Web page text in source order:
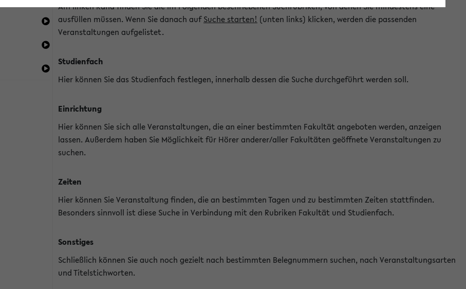
Am linken Rand finden Sie die im Folgenden beschriebenen Suchrubriken, von denen Sie mindestens eine
ausfüllen müssen. Wenn Sie danach aufSuche starten! (unten links) klicken, werden die passenden
Veranstaltungen aufgelistet.
Studienfach
Hier können Sie das Studienfach festlegen, innerhalb dessen die Suche durchgeführt werden soll.
Einrichtung
Hier können Sie sich alle Veranstaltungen, die an einer bestimmten Fakultät angeboten werden, anzeigen
lassen. Außerdem haben Sie Möglichkeit für Hörer anderer/aller Fakultäten geöffnete Veranstaltungen zu
suchen.
Zeiten
Hier können Sie Veranstaltung finden, die an bestimmten Tagen und zu bestimmten Zeiten stattfinden.
Besonders sinnvoll ist diese Suche in Verbindung mit den Rubriken Fakultät und Studienfach.
Sonstiges
Schließlich können Sie auch noch gezielt nach bestimmten Belegnummern suchen, nach Veranstaltungsarten
und Titelstichworten.